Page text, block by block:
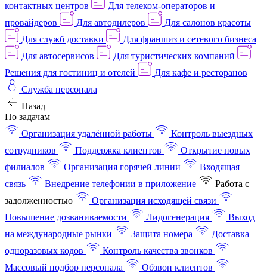
контактных центров
Для телеком-операторов и
провайдеров
Для автодилеров
Для салонов красоты
Для служб доставки
Для франшиз и сетевого бизнеса
Для автосервисов
Для туристических компаний
Решения для гостиниц и отелей
Для кафе и ресторанов
Служба персонала
Назад
По задачам
Организация удалённой работы
Контроль выездных
сотрудников
Поддержка клиентов
Открытие новых
филиалов
Организация горячей линии
Входящая
связь
Внедрение телефонии в приложение
Работа с
задолженностью
Организация исходящей связи
Повышение дозваниваемости
Лидогенерация
Выход
на международные рынки
Защита номера
Доставка
одноразовых кодов
Контроль качества звонков
Массовый подбор персонала
Обзвон клиентов